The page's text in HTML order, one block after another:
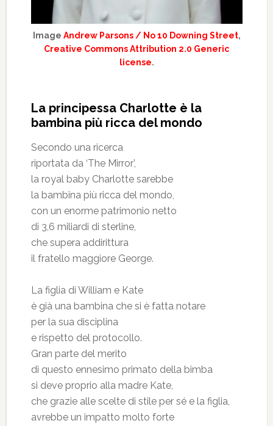
Image Andrew Parsons / No 10 Downing Street,
Creative Commons Attribution 2.0 Generic
license.
La principessa Charlotte è la
bambina più ricca del mondo
Secondo una ricerca
riportata da ‘The Mirror’,
la royal baby Charlotte sarebbe
la bambina più ricca del mondo,
con un enorme patrimonio netto
di 3,6 miliardi di sterline,
che supera addirittura
il fratello maggiore George.
La figlia di William e Kate
è già una bambina che si è fatta notare
per la sua disciplina
e rispetto del protocollo.
Gran parte del merito
di questo ennesimo primato della bimba
si deve proprio alla madre Kate,
che grazie alle scelte di stile per sé e la figlia,
avrebbe un impatto molto forte